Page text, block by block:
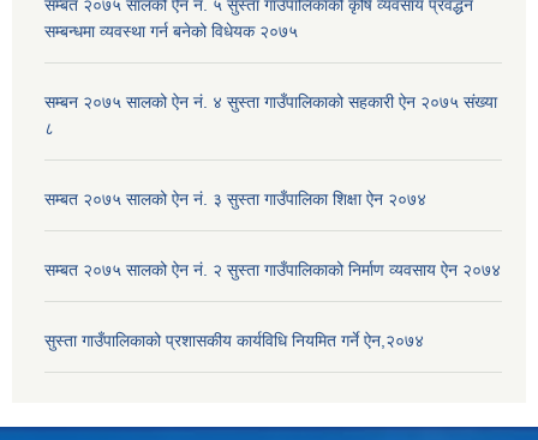
सम्बत २०७५ सालको ऐन नं. ५ सुस्ता गाउँपालिकाको कृषि व्यवसाय प्रवद्धन
सम्बन्धमा व्यवस्था गर्न बनेको विधेयक २०७५
सम्बन २०७५ सालको ऐन नं. ४ सुस्ता गाउँपालिकाको सहकारी ऐन २०७५ संख्या
८
सम्बत २०७५ सालको ऐन नं. ३ सुस्ता गाउँपालिका शिक्षा ऐन २०७४
सम्बत २०७५ सालको ऐन नं. २ सुस्ता गाउँपालिकाको निर्माण व्यवसाय ऐन २०७४
सुस्ता गाउँपालिकाको प्रशासकीय कार्यविधि नियमित गर्ने ऐन,२०७४